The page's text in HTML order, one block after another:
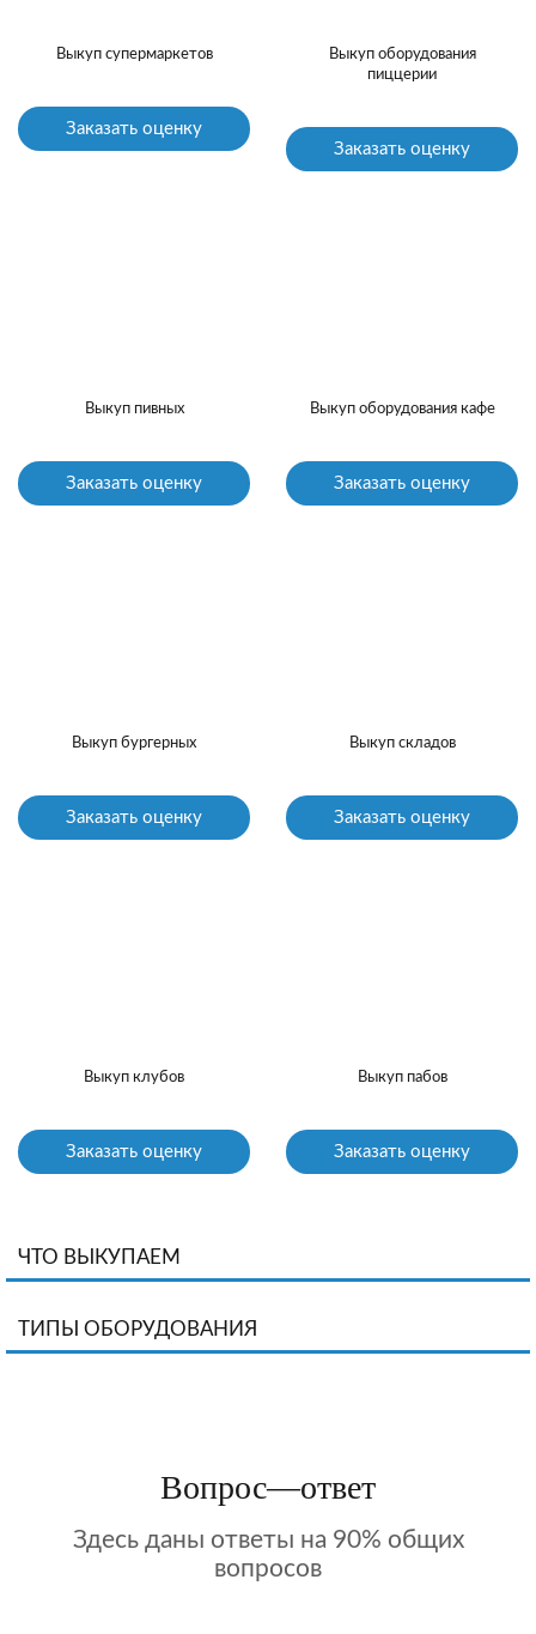
Выкуп супермаркетов
Заказать оценку
Выкуп оборудования
пиццерии
Заказать оценку
Выкуп пивных
Заказать оценку
Выкуп оборудования кафе
Заказать оценку
Выкуп бургерных
Заказать оценку
Выкуп складов
Заказать оценку
Выкуп клубов
Заказать оценку
Выкуп пабов
Заказать оценку
ЧТО ВЫКУПАЕМ
ТИПЫ ОБОРУДОВАНИЯ
Вопрос—ответ
Здесь даны ответы на 90% общих
вопросов